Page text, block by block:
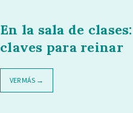
En la sala de
claves para reinar
VER MÁS →